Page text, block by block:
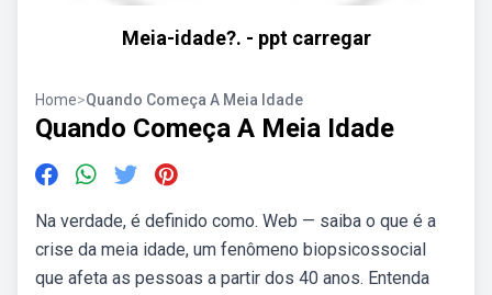
Meia-idade?. - ppt carregar
Home>Quando Começa A Meia Idade
Quando Começa A Meia Idade
Na verdade, é definido como. Web — saiba o que é a
crise da meia idade, um fenômeno biopsicossocial
que afeta as pessoas a partir dos 40 anos. Entenda